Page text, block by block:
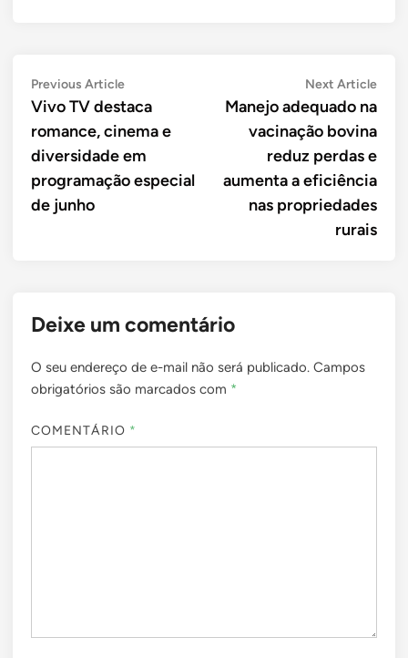
Navegação
de
Post
Previous ArticlePrevious
article:
Vivo TV destaca
romance, cinema e
diversidade em
programação especial
de junho
Next ArticleNext
Manejo adequado na
vacinação bovina
reduz perdas e
aumenta a eficiência
nas propriedades
rurais
Deixe um comentário
O seu endereço de e-mail não será publicado. Campos
obrigatórios são marcados com *
COMENTÁRIO *